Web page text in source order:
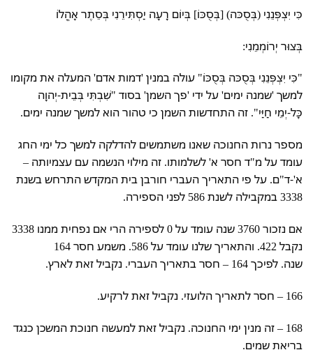
כִּי יִצְפְּנֵנִי (בְּסֻכּה) [בְּסֻכּוֹ] בְּיוֹם רָעָה יַסְתִּירֵנִי בְּסֵתֶר אָהֳלוֹ
בְּצוּר יְרוֹמְמֵנִי:
"כִּי יִצְפְּנֵנִי בְּסֻכּה בְּסֻכּוֹ" עולה במנין 'דמות אדם' המעלה את מקומו
למשך 'שמנה ימים' על ידי 'פך השמן' בסוד "שִׁבְתִּי בְּבֵית-יְהוָה
כָּל-יְמֵי חַיַּי". זה התחדשות השמן כי טהור הוא למשך שמנה ימים.
מספר נרות החנוכה שאנו משתמשים להדלקה למשך כל ימי החג
עומד על מ"ד חסר א' לשלמותו. זה מילוי הנשמה עם עצמיותה –
א'-ד"ם. על פי התאריך העברי חורבן בית המקדש התרחש בשנת
3338 במקבילה לשנת 586 לפני הספירה.
אם נזכור 3760 שנה עומד על 0 לספירה הרי אם נפחית ממנו 3338
נקבל 422. והתאריך שלנו עומד על 586. משמע חסר 164
שנה. לפיכך 164 – חסר בתאריך העברי. נקביל זאת לארץ.
166 – חסר לתאריך הלועזי. נקביל זאת לרקיע.
168 – זה מנין ימי החנוכה. נקביל זאת למעשה חנוכת המשכן כנגד
בריאת שמים.